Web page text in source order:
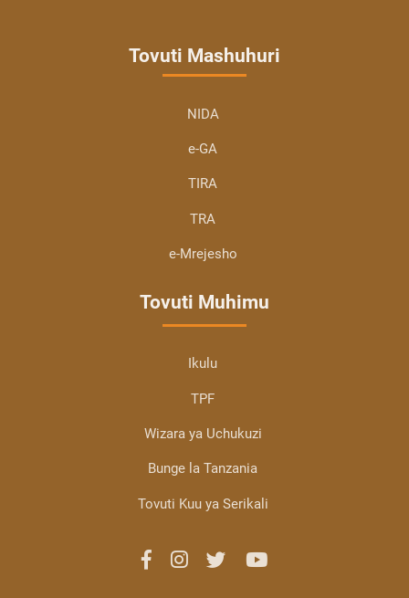
Tovuti Mashuhuri
NIDA
e-GA
TIRA
TRA
e-Mrejesho
Tovuti Muhimu
Ikulu
TPF
Wizara ya Uchukuzi
Bunge la Tanzania
Tovuti Kuu ya Serikali